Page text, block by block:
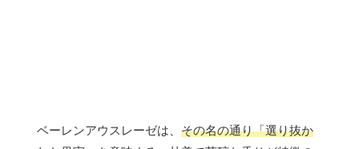
ベーレンアウスレーゼは、 その名の通り「選り抜か